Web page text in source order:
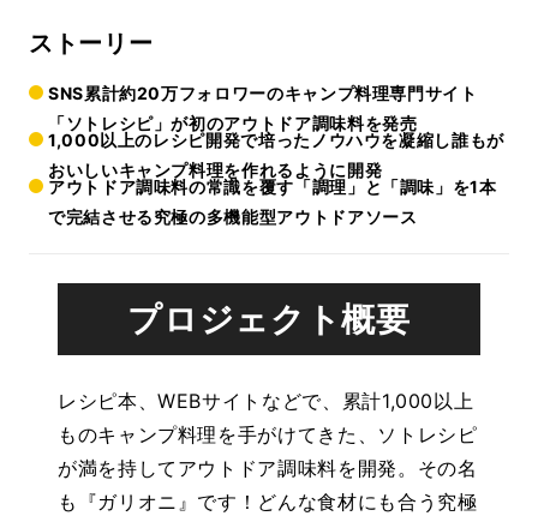
ストーリー
SNS累計約20万フォロワーのキャンプ料理専門サイト
「ソトレシピ」が初のアウトドア調味料を発売
1,000以上のレシピ開発で培ったノウハウを凝縮し誰もが
おいしいキャンプ料理を作れるように開発
アウトドア調味料の常識を覆す「調理」と「調味」を1本
で完結させる究極の多機能型アウトドアソース
プロジェクト概要
レシピ本、WEBサイトなどで、累計1,000以上
ものキャンプ料理を手がけてきた、ソトレシピ
が満を持してアウトドア調味料を開発。その名
も『ガリオニ』です！どんな食材にも合う究極